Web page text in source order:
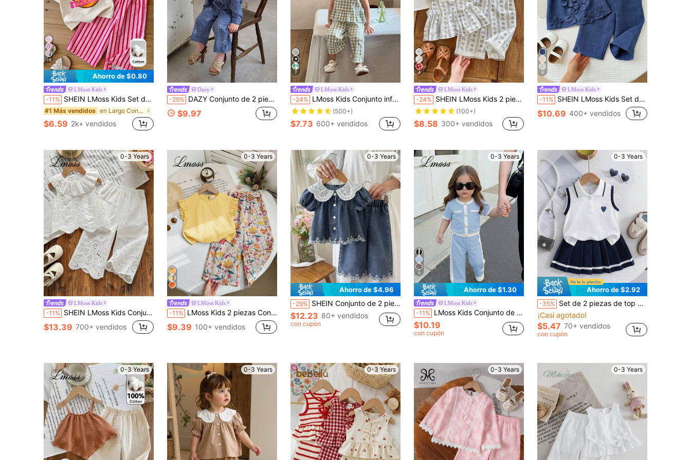
28
Ahorro de $0.80
LMoss Kids
-11% SHEIN LMoss Kids Set de 2 piezas de camiseta holgada de unicolor con patrón de letras y pantalones holgados a rayas para bebé niña
#1 Más vendidos en Largo Conjuntos de camisetas para niñas
$6.59 2k+ vendidos
Dazy
-29% DAZY Conjunto de 2 piezas para bebé (niña) con camisa de manga larga con textura floral y pantalones largos
$9.97
7
LMoss Kids
-24% LMoss Kids Conjunto informal de niña bebé con camisa de franela con volantes y pantalones holgados de tejido
(500+)
$7.73 600+ vendidos
4
LMoss Kids
-24% SHEIN LMoss Kids 2 piezas Conjunto informal de top y pantalones con volantes y estampado floral para niñas, verano
(100+)
$8.58 300+ vendidos
6
LMoss Kids
-11% SHEIN LMoss Kids Set de 2 piezas de camisa sin mangas de unicolor tejida y leggings casuales para niña bebé
$10.69 400+ vendidos
0-3 Years
LMoss Kids
-11% SHEIN LMoss Kids Conjunto de 2 piezas para bebé niña con top de tirantes de cuello redondo con volantes y pantalones largos, tejido de color liso con bordado
$13.39 700+ vendidos
0-3 Years
LMoss Kids
-11% LMoss Kids 2 piezas Conjunto de ropa de verano para niña bebé con blusa de cuello con volantes tejida en color sólido y pantalones holgados y casuales con estampado floral ditsy
$9.39 100+ vendidos
0-3 Years
Ahorro de $4.96
-29% SHEIN Conjunto de 2 piezas para niñas bebé con top de manga corta de mezclilla con cuello Peter Pan y pantalones de pierna ancha
$12.23 80+ vendidos
con cupón
0-3 Years
6
Ahorro de $1.30
LMoss Kids
-11% LMoss Kids Conjunto de camiseta azul con contraste de color para bebé niña, atuendo casual de moda de dos piezas, ropa de calle lisa en tonos pastel, bebé niña
$10.19
con cupón
0-3 Years
Ahorro de $2.92
-35% Set de 2 piezas de top con estampado de corazón y falda plisada para niñas pequeñas, estilo academia, suave y cómodo para uso diario/fiesta, fácil de cuidar, conjunto de camiseta de camuflaje, adecuado para cuidado infantil y actividades al aire libre
¡Casi agotado!
$5.47 70+ vendidos
con cupón
0-3 Years 0-3 Years 0-3 Years 0-3 Years 0-3 Years